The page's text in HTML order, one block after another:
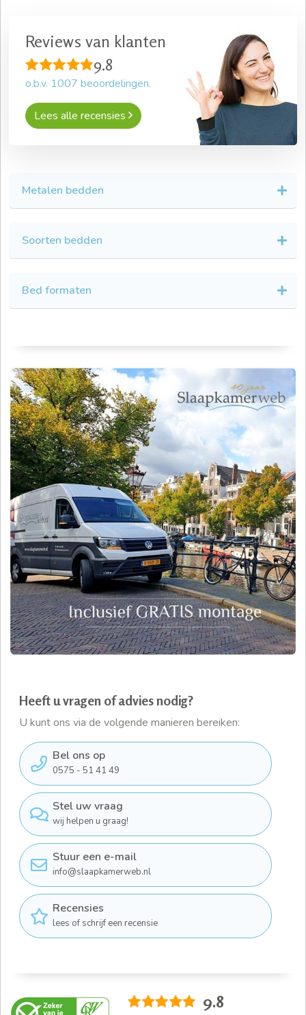
Heeft u vragen of advies nodig?
U kunt ons via de volgende manieren bereiken:
Bel ons op
0575 - 51 41 49
Stel uw vraag
wij helpen u graag!
Stuur een e-mail
info@slaapkamerweb.nl
Recensies
lees of schrijf een recensie
9.8
Reviews van klanten
9.8
o.b.v. 1007 beoordelingen.
Lees alle recensies
Metalen bedden
Soorten bedden
Bed formaten